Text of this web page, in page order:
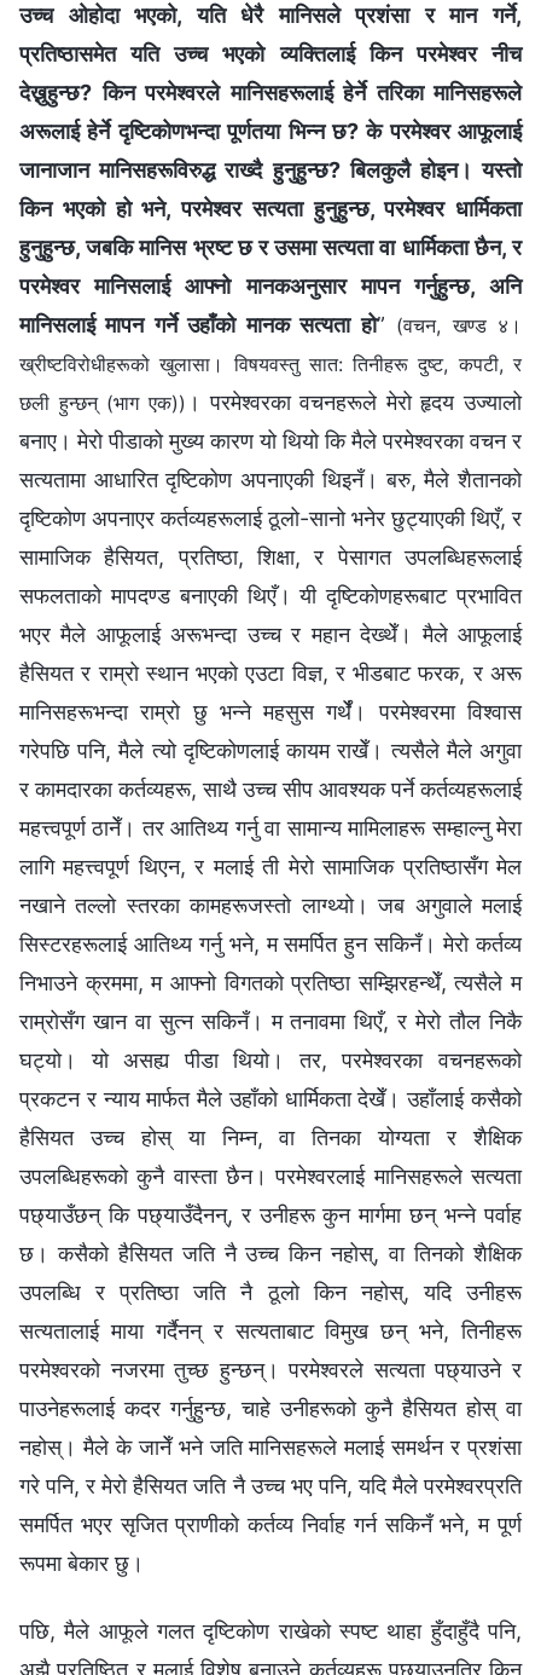
उच्च ओहोदा भएको, यति धेरै मानिसले प्रशंसा र मान गर्ने,
प्रतिष्ठासमेत यति उच्च भएको व्यक्तिलाई किन परमेश्‍वर नीच
देख्नुहुन्छ? किन परमेश्‍वरले मानिसहरूलाई हेर्ने तरिका मानिसहरूले
अरूलाई हेर्ने दृष्टिकोणभन्दा पूर्णतया भिन्न छ? के परमेश्‍वर आफूलाई
जानाजान मानिसहरूविरुद्ध राख्दै हुनुहुन्छ? बिलकुलै होइन। यस्तो
किन भएको हो भने, परमेश्‍वर सत्यता हुनुहुन्छ, परमेश्‍वर धार्मिकता
हुनुहुन्छ, जबकि मानिस भ्रष्ट छ र उसमा सत्यता वा धार्मिकता छैन, र
परमेश्‍वर मानिसलाई आफ्नो मानकअनुसार मापन गर्नुहुन्छ, अनि
मानिसलाई मापन गर्ने उहाँको मानक सत्यता हो” (वचन, खण्ड ४।
ख्रीष्टविरोधीहरूको खुलासा। विषयवस्तु सात: तिनीहरू दुष्ट, कपटी, र
छली हुन्छन् (भाग एक)) । परमेश्‍वरका वचनहरूले मेरो हृदय उज्यालो
बनाए। मेरो पीडाको मुख्य कारण यो थियो कि मैले परमेश्‍वरका वचन र
सत्यतामा आधारित दृष्टिकोण अपनाएकी थिइनँ। बरु, मैले शैतानको
दृष्टिकोण अपनाएर कर्तव्यहरूलाई ठूलो-सानो भनेर छुट्याएकी थिएँ, र
सामाजिक हैसियत, प्रतिष्ठा, शिक्षा, र पेसागत उपलब्धिहरूलाई
सफलताको मापदण्ड बनाएकी थिएँ। यी दृष्टिकोणहरूबाट प्रभावित
भएर मैले आफूलाई अरूभन्दा उच्च र महान देख्थेँ। मैले आफूलाई
हैसियत र राम्रो स्थान भएको एउटा विज्ञ, र भीडबाट फरक, र अरू
मानिसहरूभन्दा राम्रो छु भन्ने महसुस गर्थेँ। परमेश्‍वरमा विश्वास
गरेपछि पनि, मैले त्यो दृष्टिकोणलाई कायम राखेँ। त्यसैले मैले अगुवा
र कामदारका कर्तव्यहरू, साथै उच्च सीप आवश्यक पर्ने कर्तव्यहरूलाई
महत्त्वपूर्ण ठानेँ। तर आतिथ्य गर्नु वा सामान्य मामिलाहरू सम्हाल्नु मेरा
लागि महत्त्वपूर्ण थिएन, र मलाई ती मेरो सामाजिक प्रतिष्ठासँग मेल
नखाने तल्लो स्तरका कामहरूजस्तो लाग्थ्यो। जब अगुवाले मलाई
सिस्टरहरूलाई आतिथ्य गर्नु भने, म समर्पित हुन सकिनँ। मेरो कर्तव्य
निभाउने क्रममा, म आफ्नो विगतको प्रतिष्ठा सम्झिरहन्थेँ, त्यसैले म
राम्रोसँग खान वा सुत्न सकिनँ। म तनावमा थिएँ, र मेरो तौल निकै
घट्यो। यो असह्य पीडा थियो। तर, परमेश्‍वरका वचनहरूको
प्रकटन र न्याय मार्फत मैले उहाँको धार्मिकता देखेँ। उहाँलाई कसैको
हैसियत उच्च होस् या निम्न, वा तिनका योग्यता र शैक्षिक
उपलब्धिहरूको कुनै वास्ता छैन। परमेश्‍वरलाई मानिसहरूले सत्यता
पछ्याउँछन् कि पछ्याउँदैनन्, र उनीहरू कुन मार्गमा छन् भन्ने पर्वाह
छ। कसैको हैसियत जति नै उच्च किन नहोस्, वा तिनको शैक्षिक
उपलब्धि र प्रतिष्ठा जति नै ठूलो किन नहोस्, यदि उनीहरू
सत्यतालाई माया गर्दैनन् र सत्यताबाट विमुख छन् भने, तिनीहरू
परमेश्‍वरको नजरमा तुच्छ हुन्छन्। परमेश्‍वरले सत्यता पछ्याउने र
पाउनेहरूलाई कदर गर्नुहुन्छ, चाहे उनीहरूको कुनै हैसियत होस् वा
नहोस्। मैले के जानेँ भने जति मानिसहरूले मलाई समर्थन र प्रशंसा
गरे पनि, र मेरो हैसियत जति नै उच्च भए पनि, यदि मैले परमेश्‍वरप्रति
समर्पित भएर सृजित प्राणीको कर्तव्य निर्वाह गर्न सकिनँ भने, म पूर्ण
रूपमा बेकार छु।
पछि, मैले आफूले गलत दृष्टिकोण राखेको स्पष्ट थाहा हुँदाहुँदै पनि,
अझै प्रतिष्ठित र मलाई विशेष बनाउने कर्तव्यहरू पछ्याउनतिर किन